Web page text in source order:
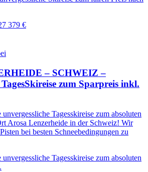
379 €
– SCHWEIZ –
zum Sparpreis inkl.
Tagesskireise zum absoluten
Arosa Lenzerheide in der Schweiz! Wir
bei besten Schneebedingungen zu
Tagesskireise zum absoluten